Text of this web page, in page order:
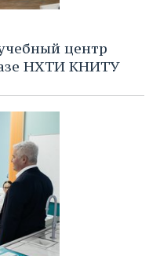
центр
НХТИ КНИТУ